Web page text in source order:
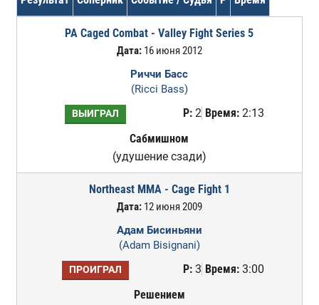
PA Caged Combat - Valley Fight Series 5
Дата:16 июня 2012
Риччи Басс
(Ricci Bass)
ВЫИГРАЛ Р:2 Время:2:13
Сабмишном
(удушение сзади)
Northeast MMA - Cage Fight 1
Дата:12 июня 2009
Адам Бисиньяни
(Adam Bisignani)
ПРОИГРАЛ Р:3 Время:3:00
Решением